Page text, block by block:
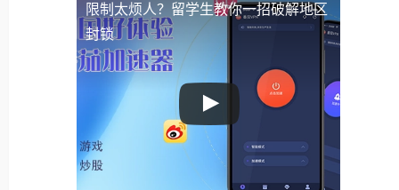
限制太烦人？留学生教你一招破解地区
封锁